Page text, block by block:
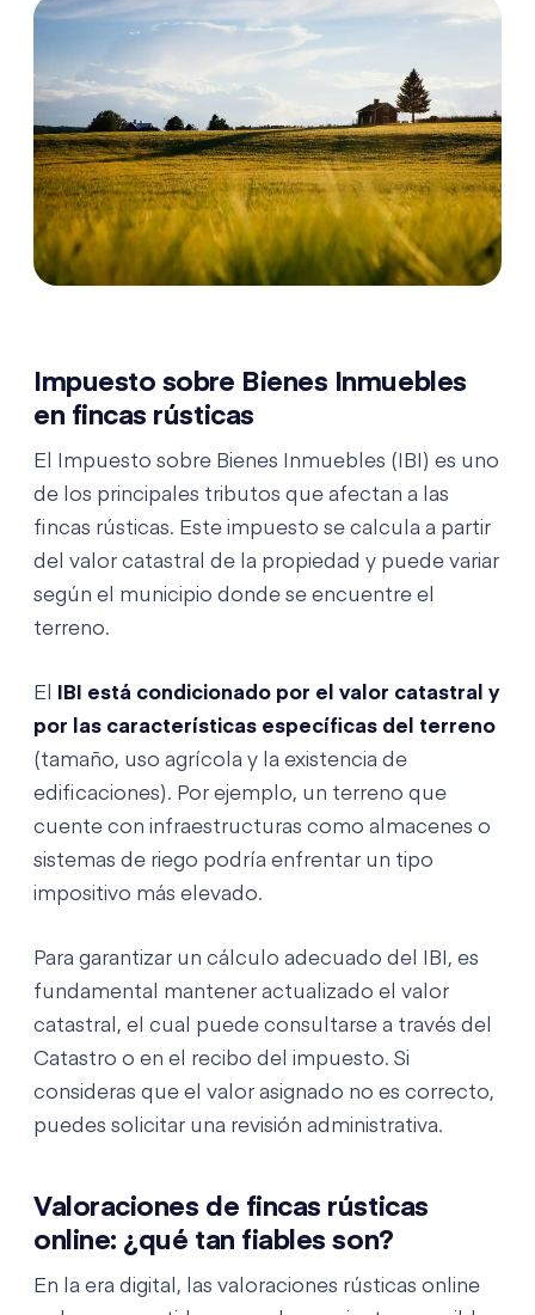
Impuesto sobre Bienes Inmuebles
en fincas rústicas
El Impuesto sobre Bienes Inmuebles (IBI) es uno
de los principales tributos que afectan a las
fincas rústicas. Este impuesto se calcula a partir
del valor catastral de la propiedad y puede variar
según el municipio donde se encuentre el
terreno.
El
IBI está condicionado por el valor catastral y
por las características específicas del terreno
(tamaño, uso agrícola y la existencia de
edificaciones). Por ejemplo, un terreno que
cuente con infraestructuras como almacenes o
sistemas de riego podría enfrentar un tipo
impositivo más elevado.
Para garantizar un cálculo adecuado del IBI, es
fundamental mantener actualizado el valor
catastral, el cual puede consultarse a través del
Catastro o en el recibo del impuesto. Si
consideras que el valor asignado no es correcto,
puedes solicitar una revisión administrativa.
Valoraciones de fincas rústicas
online: ¿qué tan fiables son?
En la era digital, las valoraciones rústicas online